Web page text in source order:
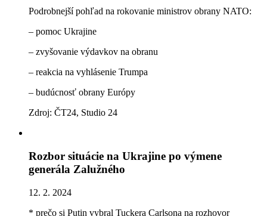
Podrobnejší pohľad na rokovanie ministrov obrany NATO:
– pomoc Ukrajine
– zvyšovanie výdavkov na obranu
– reakcia na vyhlásenie Trumpa
– budúcnosť obrany Európy
Zdroj: ČT24, Studio 24
Rozbor situácie na Ukrajine po výmene
generála Zalužného
12. 2. 2024
* prečo si Putin vybral Tuckera Carlsona na rozhovor